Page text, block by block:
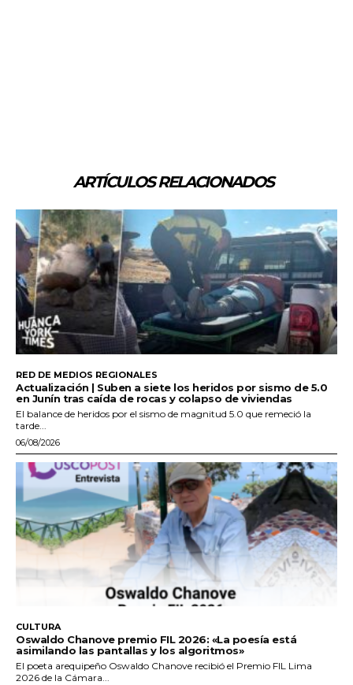
ARTÍCULOS RELACIONADOS
RED DE MEDIOS REGIONALES
Actualización | Suben a siete los heridos por sismo de 5.0
en Junín tras caída de rocas y colapso de viviendas
El balance de heridos por el sismo de magnitud 5.0 que remeció la
tarde...
06/08/2026
CULTURA
Oswaldo Chanove premio FIL 2026: «La poesía está
asimilando las pantallas y los algoritmos»
El poeta arequipeño Oswaldo Chanove recibió el Premio FIL Lima
2026 de la Cámara...